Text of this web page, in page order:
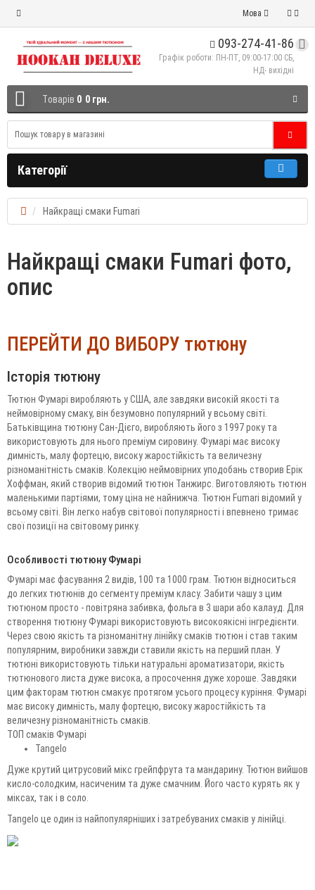
Мова
093-274-41-86
Графік роботи: ПН-ПТ, 09:00-17:00 СБ,
НД- вихідні
Tоварів 0 0 грн.
Категорії
Найкращі смаки Fumari
Найкращі смаки Fumari фото,
опис
ПЕРЕЙТИ ДО ВИБОРУ тютюну
Історія тютюну
Тютюн Фумарі виробляють у США, але завдяки високій якості та
неймовірному смаку, він безумовно популярний у всьому світі.
Батьківщина тютюну Сан-Дієго, виробляють його з 1997 року та
використовують для нього преміум сировину. Фумарі має високу
димність, малу фортецю, високу жаростійкість та величезну
різноманітність смаків. Колекцію неймовірних уподобань створив Ерік
Хоффман, який створив відомий тютюн Танжирс. Виготовляють тютюн
маленькими партіями, тому ціна не найнижча. Тютюн Fumari відомий у
всьому світі. Він легко набув світової популярності і впевнено тримає
свої позиції на світовому ринку.
Особливості тютюну Фумарі
Фумарі має фасування 2 видів, 100 та 1000 грам. Тютюн відноситься
до легких тютюнів до сегменту преміум класу. Забити чашу з цим
тютюном просто - повітряна забивка, фольга в 3 шари або калауд. Для
створення тютюну Фумарі використовують високоякісні інгредієнти.
Через свою якість та різноманітну лінійку смаків тютюн і став таким
популярним, виробники завжди ставили якість на перший план. У
тютюні використовують тільки натуральні ароматизатори, якість
тютюнового листа дуже висока, а просочення дуже хороше. Завдяки
цим факторам тютюн смакує протягом усього процесу куріння. Фумарі
має високу димність, малу фортецю, високу жаростійкість та
величезну різноманітність смаків.
ТОП смаків Фумарі
Tangelo
Дуже крутий цитрусовий мікс грейпфрута та мандарину. Тютюн вийшов
кисло-солодким, насиченим та дуже смачним. Його часто курять як у
міксах, так і в соло.
Tangelo це один із найпопулярніших і затребуваних смаків у лінійці.